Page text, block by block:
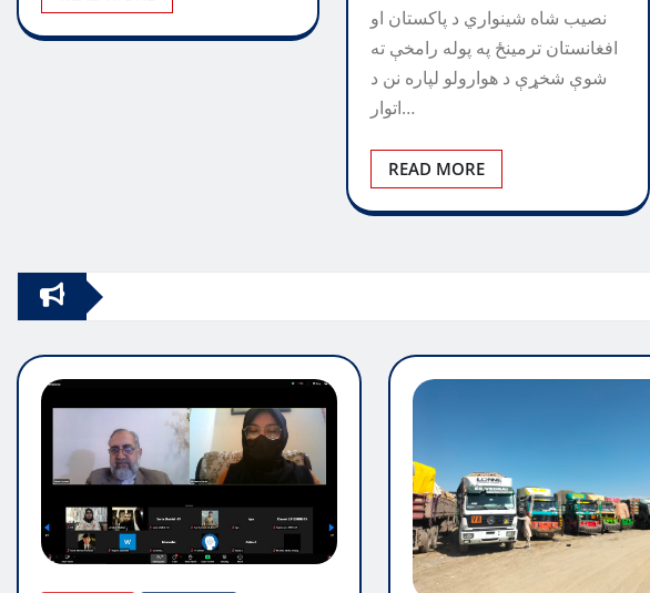
نصیب شاه شینواري د پاکستان او
افغانستان ترمینځ په پوله رامخې ته
شوې شخړې د هوارولو لپاره نن د
اتوار…
READ MORE